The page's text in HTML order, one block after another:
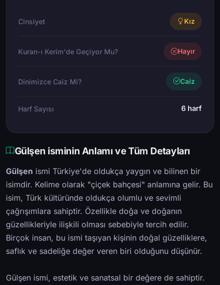
Cinsiyet Kız
Kuran-ı Kerim'de Geçiyor Mu? Hayır
Dinimizce Caiz Mi? Caiz
Harf Sayısı 6 harf
Gülşen isminin Anlamı ve Tüm Detayları
Gülşen ismi Türkiye'de oldukça yaygın ve bilinen bir
isimdir. Kelime olarak "çiçek bahçesi" anlamına gelir. Bu
isim, Türk kültüründe oldukça olumlu ve sevimli
çağrışımlara sahiptir. Özellikle doğa ve doğanın
güzellikleriyle ilişkili olması sebebiyle tercih edilir.
Birçok insan, bu ismi taşıyan kişinin doğal güzelliklere,
saflık ve sadeliğe değer veren biri olduğunu düşünür.
Gülşen ismi, estetik ve sanatsal bir değere de sahiptir.